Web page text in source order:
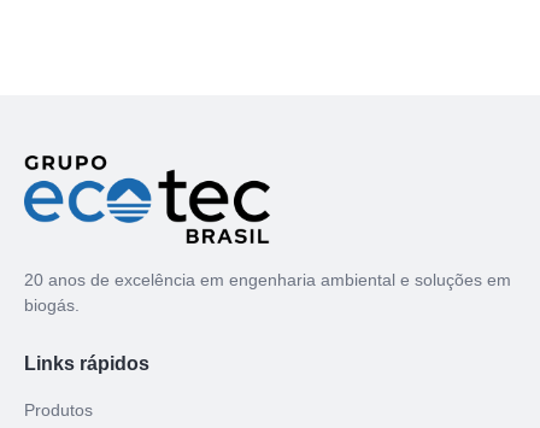
20 anos de excelência em engenharia ambiental e soluções em
biogás.
Links rápidos
Produtos